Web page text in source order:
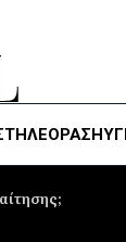
ΤΗΛΕΌΡΑΣΗ